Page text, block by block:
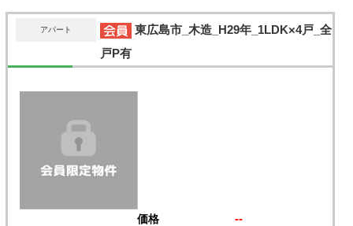
アパート
東広島市_木造_H29年_1LDK×4戸_全
戸P有
価格 --